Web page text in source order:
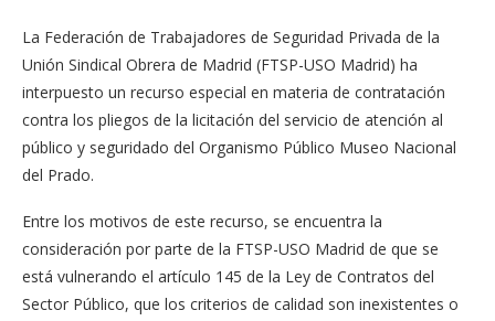
La Federación de Trabajadores de Seguridad Privada de la
Unión Sindical Obrera de Madrid (FTSP-USO Madrid) ha
interpuesto un recurso especial en materia de contratación
contra los pliegos de la licitación del servicio de atención al
público y seguridado del Organismo Público Museo Nacional
del Prado.
Entre los motivos de este recurso, se encuentra la
consideración por parte de la FTSP-USO Madrid de que se
está vulnerando el artículo 145 de la Ley de Contratos del
Sector Público, que los criterios de calidad son inexistentes o